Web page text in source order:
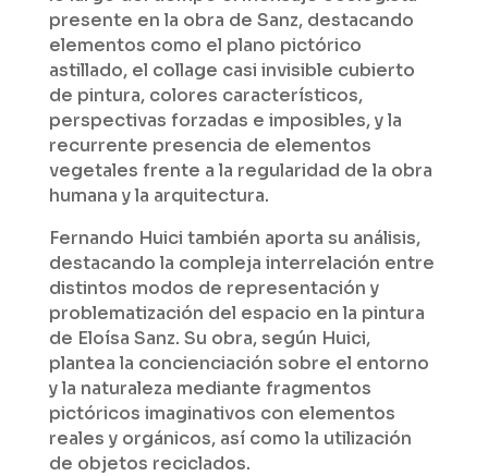
presente en la obra de Sanz, destacando
elementos como el plano pictórico
astillado, el collage casi invisible cubierto
de pintura, colores característicos,
perspectivas forzadas e imposibles, y la
recurrente presencia de elementos
vegetales frente a la regularidad de la obra
humana y la arquitectura.
Fernando Huici también aporta su análisis,
destacando la compleja interrelación entre
distintos modos de representación y
problematización del espacio en la pintura
de Eloísa Sanz. Su obra, según Huici,
plantea la concienciación sobre el entorno
y la naturaleza mediante fragmentos
pictóricos imaginativos con elementos
reales y orgánicos, así como la utilización
de objetos reciclados.